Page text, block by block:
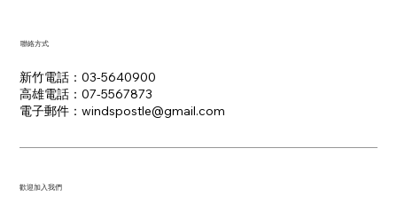
新竹電話：03-5640900
高雄電話：07-5567873
電子郵件：​windspostle@gmail.com
聯絡方式
​歡迎加入我們